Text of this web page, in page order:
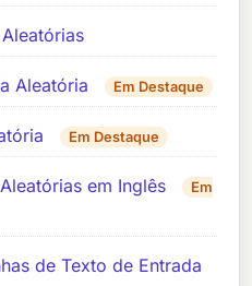
Aleatória Em Destaque
Em Destaque
em Inglês
Em
de Texto de Entrada